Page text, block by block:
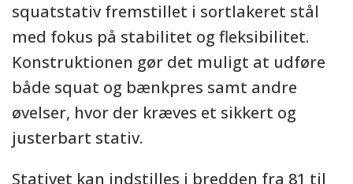
squatstativ fremstillet i sortlakeret stål
med fokus på stabilitet og fleksibilitet.
Konstruktionen gør det muligt at udføre
både squat og bænkpres samt andre
øvelser, hvor der kræves et sikkert og
justerbart stativ.
Stativet kan indstilles i bredden fra 81 til